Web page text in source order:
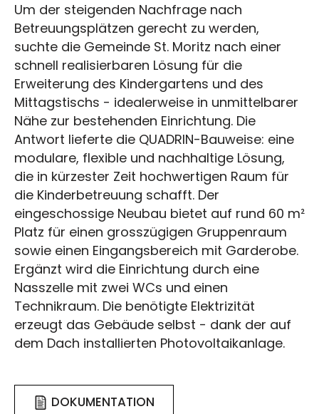
Um der steigenden Nachfrage nach
Betreuungsplätzen gerecht zu werden,
suchte die Gemeinde St. Moritz nach einer
schnell realisierbaren Lösung für die
Erweiterung des Kindergartens und des
Mittagstischs - idealerweise in unmittelbarer
Nähe zur bestehenden Einrichtung. Die
Antwort lieferte die QUADRIN-Bauweise: eine
modulare, flexible und nachhaltige Lösung,
die in kürzester Zeit hochwertigen Raum für
die Kinderbetreuung schafft. Der
eingeschossige Neubau bietet auf rund 60 m²
Platz für einen grosszügigen Gruppenraum
sowie einen Eingangsbereich mit Garderobe.
Ergänzt wird die Einrichtung durch eine
Nasszelle mit zwei WCs und einen
Technikraum. Die benötigte Elektrizität
erzeugt das Gebäude selbst - dank der auf
dem Dach installierten Photovoltaikanlage.
DOKUMENTATION